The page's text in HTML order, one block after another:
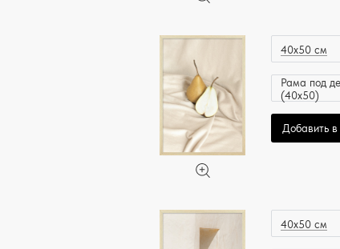
40x50 см
Рама под
(40x50)
Добавить в
40x50 см